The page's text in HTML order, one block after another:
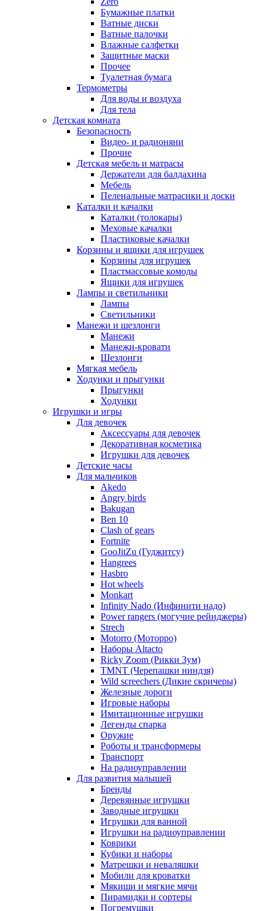
Бумажные платки
Ватные диски
Ватные палочки
Влажные салфетки
Защитные маски
Прочее
Туалетная бумага
Термометры
Для воды и воздуха
Для тела
Детская комната
Безопасность
Видео- и радионяни
Прочие
Детская мебель и матрасы
Держатели для балдахина
Мебель
Пеленальные матрасики и доски
Каталки и качалки
Каталки (толокары)
Меховые качалки
Пластиковые качалки
Корзины и ящики для игрушек
Корзины для игрушек
Пластмассовые комоды
Ящики для игрушек
Лампы и светильники
Лампы
Светильники
Манежи и шезлонги
Манежи
Манежи-кровати
Шезлонги
Мягкая мебель
Ходунки и прыгунки
Прыгунки
Ходунки
Игрушки и игры
Для девочек
Аксессуары для девочек
Декоративная косметика
Игрушки для девочек
Детские часы
Для мальчиков
Akedo
Angry birds
Bakugan
Ben 10
Clash of gears
Fortnite
GooJitZu (Гуджитсу)
Hangrees
Hasbro
Hot wheels
Monkart
Infinity Nado (Инфинити надо)
Power rangers (могучие рейнджеры)
Strech
Motorro (Моторро)
Наборы Altacto
Ricky Zoom (Рикки Зум)
TMNT (Черепашки ниндзя)
Wild screechers (Дикие скричеры)
Железные дороги
Игровые наборы
Имитационные игрушки
Легенды спарка
Оружие
Роботы и трансформеры
Транспорт
На радиоуправлении
Для развития малышей
Бренды
Деревянные игрушки
Заводные игрушки
Игрушки для ванной
Игрушки на радиоуправлении
Коврики
Кубики и наборы
Матрешки и неваляшки
Мобили для кроватки
Мякиши и мягкие мячи
Пирамидки и сортеры
Погремушки